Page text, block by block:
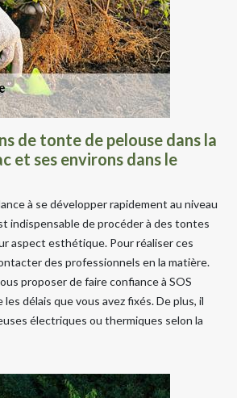
de tonte de pelouse dans la
et ses environs dans le
à se développer rapidement au niveau
indispensable de procéder à des tontes
aspect esthétique. Pour réaliser ces
des professionnels en la matière.
proposer de faire confiance à SOS
délais que vous avez fixés. De plus, il
électriques ou thermiques selon la